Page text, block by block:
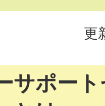
更
サポー